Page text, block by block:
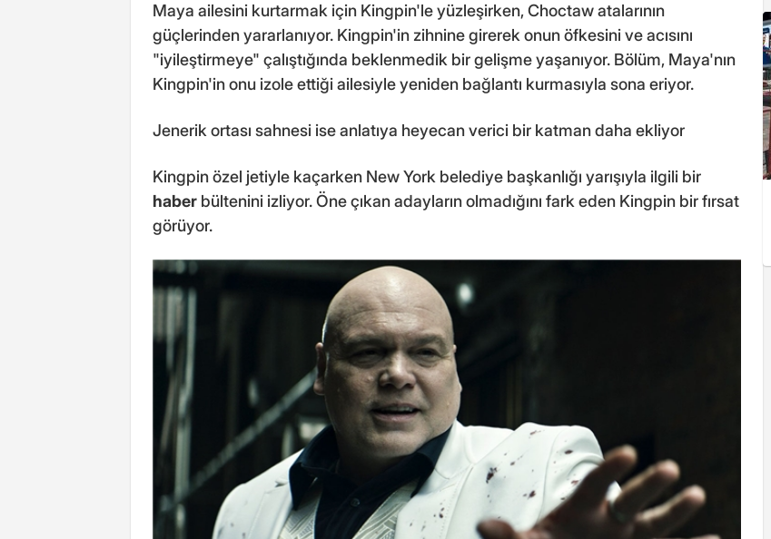
Maya ailesini kurtarmak için Kingpin'le yüzleşirken, Choctaw atalarının
güçlerinden yararlanıyor. Kingpin'in zihnine girerek onun öfkesini ve acısını
"iyileştirmeye" çalıştığında beklenmedik bir gelişme yaşanıyor. Bölüm, Maya'nın
Kingpin'in onu izole ettiği ailesiyle yeniden bağlantı kurmasıyla sona eriyor.
Jenerik ortası sahnesi ise anlatıya heyecan verici bir katman daha ekliyor
Kingpin özel jetiyle kaçarken New York belediye başkanlığı yarışıyla ilgili bir
haber bültenini izliyor. Öne çıkan adayların olmadığını fark eden Kingpin bir fırsat
görüyor.